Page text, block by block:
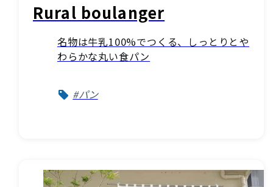
Rural boulanger
名物は牛乳100%でつくる、しっとりとや
わらかな丸い食パン
#パン